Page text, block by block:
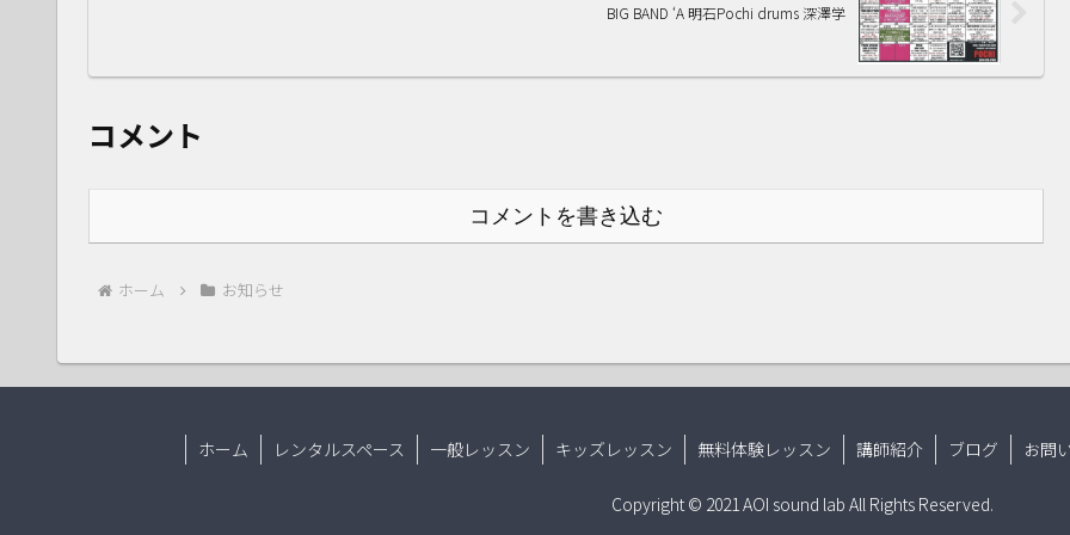
BIG BAND ‘A 明石Pochi drums 深澤学
コメント
コメントを書き込む
ホーム お知らせ
ホーム レンタルスペース 一般レッスン キッズレッスン 無料体験レッスン 講師紹介 ブログ お問
Copyright © 2021 AOI sound lab All Rights Reserved.